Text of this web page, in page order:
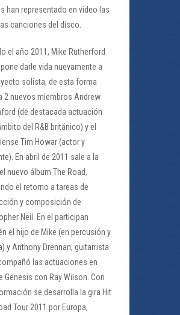
han representado en video las
canciones del disco.
el año 2011, Mike Rutherford
darle vida nuevamente a
solista, de esta forma
2 nuevos miembros Andrew
(de destacada actuación
del R&B británico) y el
Tim Howar (actor y
En abril de 2011 sale a la
nuevo álbum The Road,
el retorno a tareas de
y composición de
Neil. En el participan
el hijo de Mike (en percusión y
y Anthony Drennan, guitarrista
las actuaciones en
Genesis con Ray Wilson. Con
se desarrolla la gira Hit
Tour 2011 por Europa,